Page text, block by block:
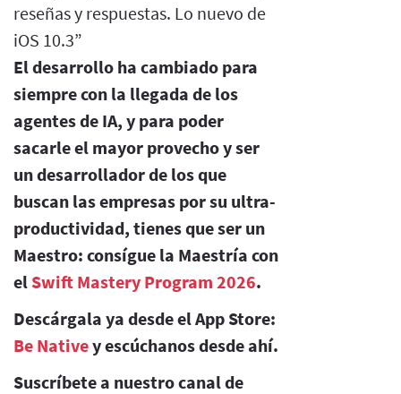
reseñas y respuestas. Lo nuevo de
iOS 10.3”
El desarrollo ha cambiado para
siempre con la llegada de los
agentes de IA, y para poder
sacarle el mayor provecho y ser
un desarrollador de los que
buscan las empresas por su ultra-
productividad, tienes que ser un
Maestro: consígue la Maestría con
el Swift Mastery Program 2026.
Descárgala ya desde el App Store:
Be Nativey escúchanos desde ahí.
Suscríbete a nuestro canal de